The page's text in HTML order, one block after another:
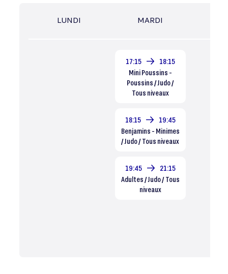
LUNDI MARDI
17:15
18:15
Mini Poussins -
Poussins / Judo /
Tous niveaux
18:15
19:45
Benjamins - Minimes
/ Judo / Tous niveaux
19:45
21:15
Adultes / Judo / Tous
niveaux